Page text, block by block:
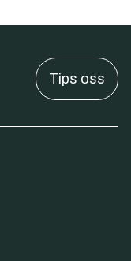
Tips oss